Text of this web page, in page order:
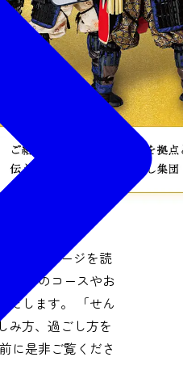
。このページを読
定番のコースやお
たします。 「せん
み方、過ごし方を
に是非ご覧くださ